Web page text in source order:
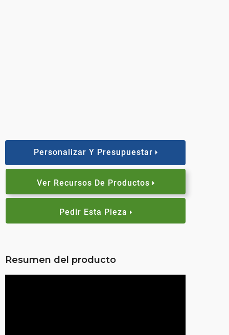
Personalizar Y Presupuestar
Ver Recursos De Productos
Pedir Esta Pieza
Resumen del producto